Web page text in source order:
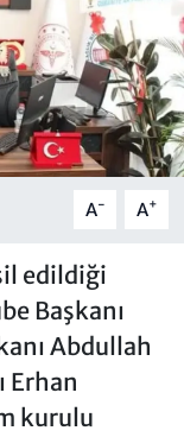
A- A+
edildiği
Başkanı
Abdullah
Erhan
kurulu